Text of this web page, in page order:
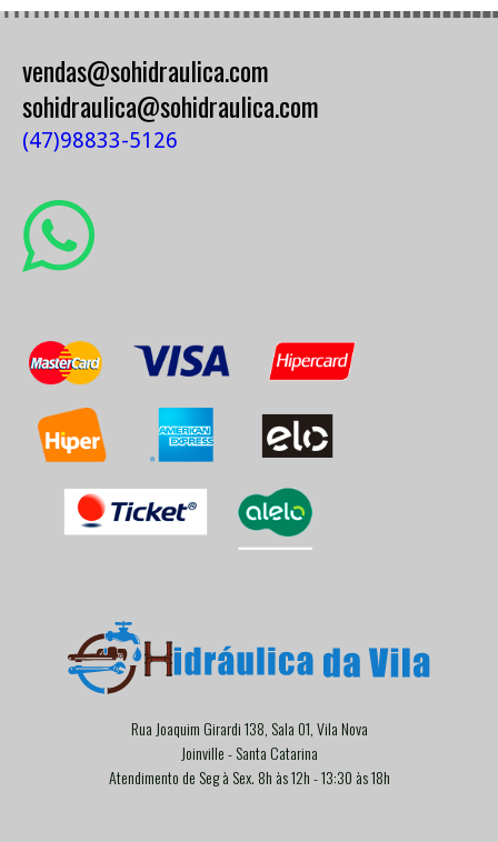
vendas@sohidraulica.com
sohidraulica@sohidraulica.com
(47)98833-5126
Rua Joaquim Girardi 138, Sala 01, Vila Nova
Joinville - Santa Catarina
Atendimento de Seg à Sex. 8h às 12h - 13:30 às 18h